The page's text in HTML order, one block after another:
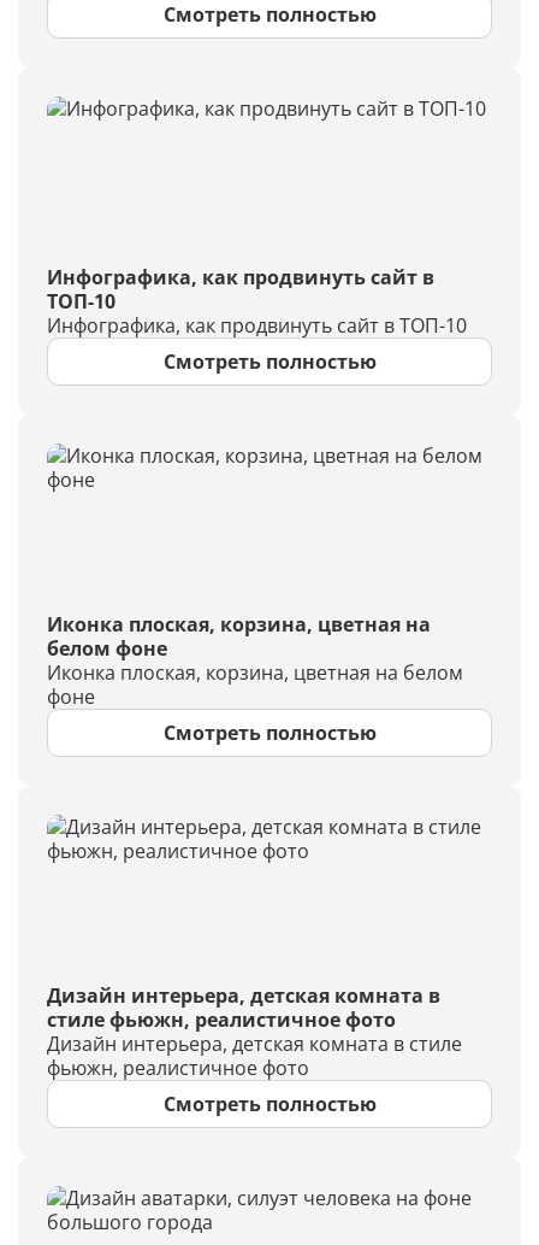
Смотреть полностью
Инфографика, как продвинуть сайт в
ТОП-10
Инфографика, как продвинуть сайт в ТОП-10
Смотреть полностью
Иконка плоская, корзина, цветная на
белом фоне
Иконка плоская, корзина, цветная на белом
фоне
Смотреть полностью
Дизайн интерьера, детская комната в
стиле фьюжн, реалистичное фото
Дизайн интерьера, детская комната в стиле
фьюжн, реалистичное фото
Смотреть полностью